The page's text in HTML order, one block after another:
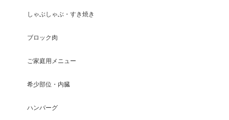
2026/07/15
しゃぶしゃぶ・すき焼き
ブロック肉
ご家庭用メニュー
希少部位・内臓
ハンバーグ